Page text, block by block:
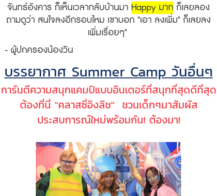
จันทร์อังคาร ก็เห็นเวลากลับบ้านมา Happy มาก ก็เลยลอง
ถามดูว่า สนใจลงอีกรอบไหม เขาบอก "เอา ลงเพิ่ม" ก็เลยลง
เพิ่มเรื่อยๆ"
- ผู้ปกครองน้องวิน
บรรยากาศ Summer Camp วันอื่นๆ
การันตีความสนุกแคมป์แบบอินเตอร์ที่สนุกที่สุดดีที่สุด
ต้องที่นี่ "คลาสซี่อิงลิช" ชวนเด็กๆมาสัมผัส
ประสบการณ์ใหม่พร้อมกัน! ต้องมา!